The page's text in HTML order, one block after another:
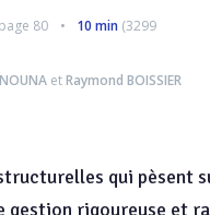
80 10 min (3299
etRaymond BOISSIER
qui pèsent
rigoureuse et